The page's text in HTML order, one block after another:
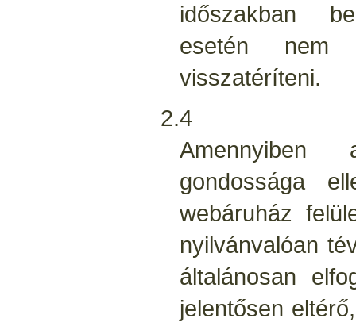
időszakban
esetén nem
visszatéríteni.
2.4
Amennyiben
gondossága
webáruház
nyilvánvalóan
általánosan
jelentősen